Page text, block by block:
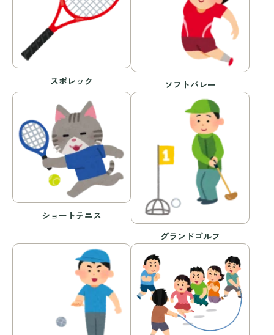
スポレック ソフトバレー
ショートテニス
グランドゴルフ